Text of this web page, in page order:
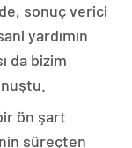
sonuç verici
yardımın
da bizim
ön şart
süreçten